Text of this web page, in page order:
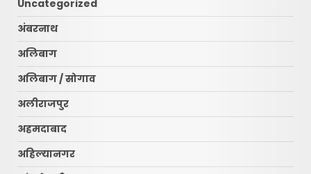
Uncategorized
अंबरनाथ
अलिबाग
अलिबाग / सोगाव
अलीराजपुर
अहमदाबाद
अहिल्यानगर